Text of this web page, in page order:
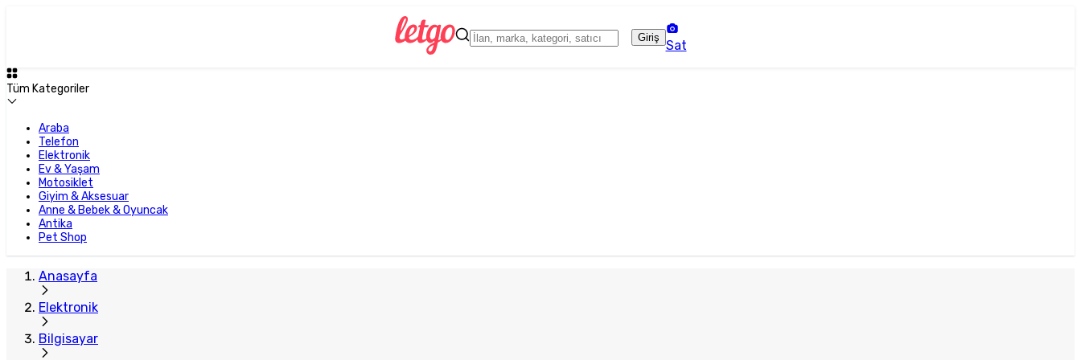
Giriş
Sat
Tüm Kategoriler
Araba
Telefon
Elektronik
Ev & Yaşam
Motosiklet
Giyim & Aksesuar
Anne & Bebek & Oyuncak
Antika
Pet Shop
Anasayfa
Elektronik
Bilgisayar